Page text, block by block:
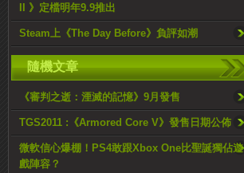
II 》定檔明年9.9推出
Steam上《The Day Before》負評如潮
隨機文章
《審判之逝：湮滅的記憶》9月發售
TGS2011 :《Armored Core V》發售日期公佈
微軟信心爆棚！PS4敢跟Xbox One比聖誕獨佔遊
戲陣容？